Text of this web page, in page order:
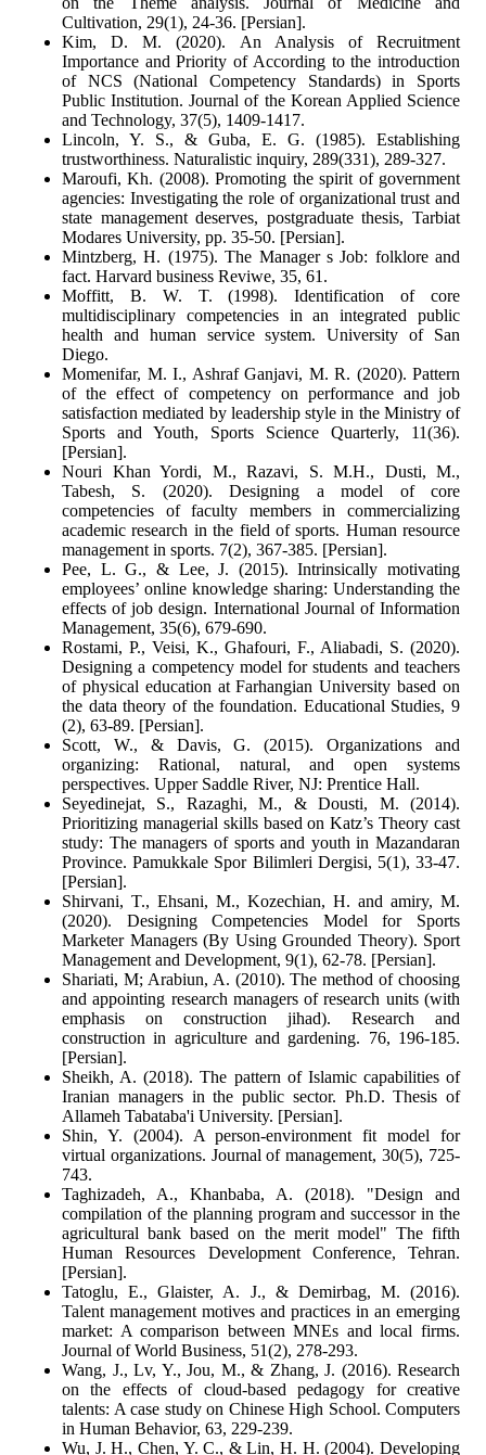
Cultivation, 29(1), 24-36. [Persian].
Kim, D. M. (2020). An Analysis of Recruitment
Importance and Priority of According to the introduction
of NCS (National Competency Standards) in Sports
Public Institution. Journal of the Korean Applied Science
and Technology, 37(5), 1409-1417.
Lincoln, Y. S., & Guba, E. G. (1985). Establishing
trustworthiness. Naturalistic inquiry, 289(331), 289-327.
Maroufi, Kh. (2008). Promoting the spirit of government
agencies: Investigating the role of organizational trust and
state management deserves, postgraduate thesis, Tarbiat
Modares University, pp. 35-50. [Persian].
Mintzberg, H. (1975). The Manager s Job: folklore and
fact. Harvard business Reviwe, 35, 61.
Moffitt, B. W. T. (1998). Identification of core
multidisciplinary competencies in an integrated public
health and human service system. University of San
Diego.
Momenifar, M. I., Ashraf Ganjavi, M. R. (2020). Pattern
of the effect of competency on performance and job
satisfaction mediated by leadership style in the Ministry of
Sports and Youth, Sports Science Quarterly, 11(36).
[Persian].
Nouri Khan Yordi, M., Razavi, S. M.H., Dusti, M.,
Tabesh, S. (2020). Designing a model of core
competencies of faculty members in commercializing
academic research in the field of sports. Human resource
management in sports. 7(2), 367-385. [Persian].
Pee, L. G., & Lee, J. (2015). Intrinsically motivating
employees’ online knowledge sharing: Understanding the
effects of job design. International Journal of Information
Management, 35(6), 679-690.
Rostami, P., Veisi, K., Ghafouri, F., Aliabadi, S. (2020).
Designing a competency model for students and teachers
of physical education at Farhangian University based on
the data theory of the foundation. Educational Studies, 9
(2), 63-89. [Persian].
Scott, W., & Davis, G. (2015). Organizations and
organizing: Rational, natural, and open systems
perspectives. Upper Saddle River, NJ: Prentice Hall.
Seyedinejat, S., Razaghi, M., & Dousti, M. (2014).
Prioritizing managerial skills based on Katz’s Theory cast
study: The managers of sports and youth in Mazandaran
Province. Pamukkale Spor Bilimleri Dergisi, 5(1), 33-47.
[Persian].
Shirvani, T., Ehsani, M., Kozechian, H. and amiry, M.
(2020). Designing Competencies Model for Sports
Marketer Managers (By Using Grounded Theory). Sport
Management and Development, 9(1), 62-78. [Persian].
Shariati, M; Arabiun, A. (2010). The method of choosing
and appointing research managers of research units (with
emphasis on construction jihad). Research and
construction in agriculture and gardening. 76, 196-185.
[Persian].
Sheikh, A. (2018). The pattern of Islamic capabilities of
Iranian managers in the public sector. Ph.D. Thesis of
Allameh Tabataba'i University. [Persian].
Shin, Y. (2004). A person-environment fit model for
virtual organizations. Journal of management, 30(5), 725-
743.
Taghizadeh, A., Khanbaba, A. (2018). "Design and
compilation of the planning program and successor in the
agricultural bank based on the merit model" The fifth
Human Resources Development Conference, Tehran.
[Persian].
Tatoglu, E., Glaister, A. J., & Demirbag, M. (2016).
Talent management motives and practices in an emerging
market: A comparison between MNEs and local firms.
Journal of World Business, 51(2), 278-293.
Wang, J., Lv, Y., Jou, M., & Zhang, J. (2016). Research
on the effects of cloud-based pedagogy for creative
talents: A case study on Chinese High School. Computers
in Human Behavior, 63, 229-239.
Wu, J. H., Chen, Y. C., & Lin, H. H. (2004). Developing